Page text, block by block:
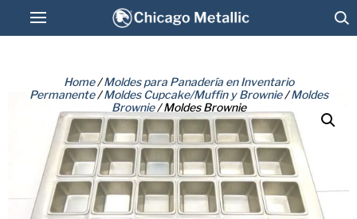
Pan Glo de Colombia
Moldes para Panadería en Inventario
Permanente
Mantenimiento, Lavado y Recubrimiento
Antiadherente
Home/Moldes para Panadería en Inventario
Permanente/Moldes Cupcake/Muffin y Brownie/Moldes
Brownie/ Moldes Brownie